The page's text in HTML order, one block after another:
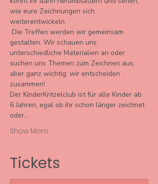
wie eure Zeichnungen sich
weiterentwickeln.
Die Treffen werden wir gemeinsam
gestalten. Wir schauen uns
unterschiedliche Materialien an oder
suchen uns Themen zum Zeichnen aus,
aber ganz wichtig: wir entscheiden
zusammen!
Der KinderKritzelclub ist für alle Kinder ab
6 Jahren, egal ob ihr schon länger zeichnet
oder…
Show More
Tickets